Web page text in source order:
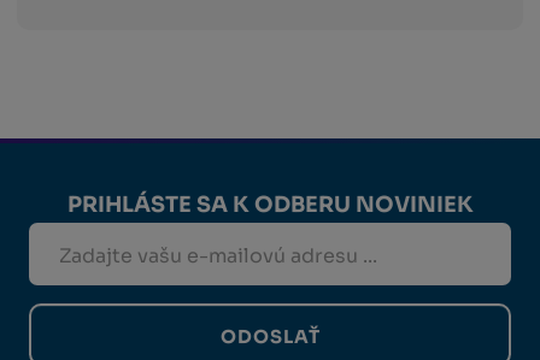
PRIHLÁSTE SA K ODBERU NOVINIEK
ODOSLAŤ